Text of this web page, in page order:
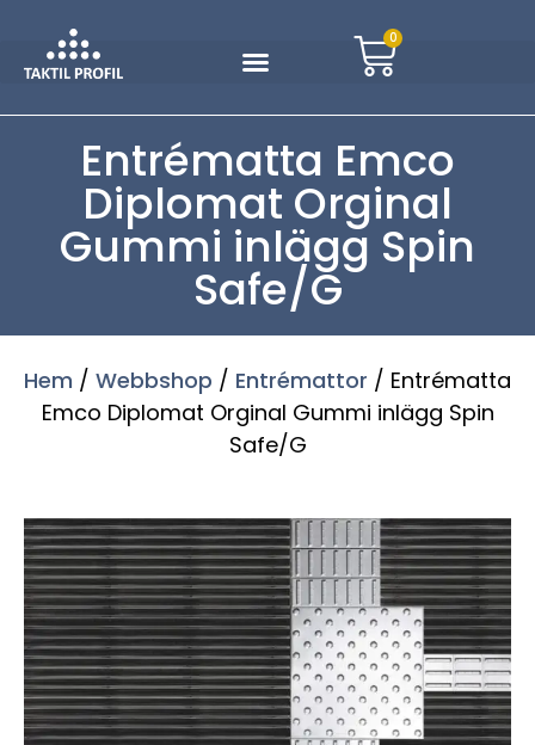
0
Entrématta Emco
Diplomat Orginal
Gummi inlägg Spin
Safe/G
Hem / Webbshop / Entrémattor / Entrématta
Emco Diplomat Orginal Gummi inlägg Spin
Safe/G